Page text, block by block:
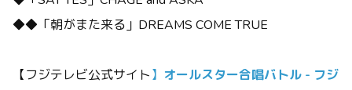
◆◆「朝がまた来る」DREAMS COME TRUE
【フジテレビ公式サイト】 オールスター合唱バトル - フジ